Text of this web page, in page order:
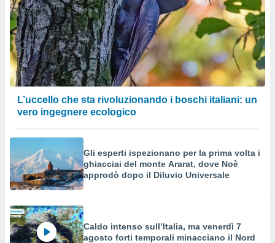
L’uccello che sta rivoluzionando i boschi italiani: un
vero ingegnere ecologico
Gli esperti ispezionano per la prima volta i
ghiacciai del monte Ararat, dove Noè
approdò dopo il Diluvio Universale
Caldo intenso sull’Italia, ma venerdì 7
agosto forti temporali minacciano il Nord